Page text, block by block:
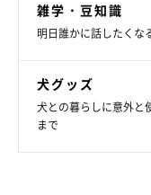
雑学・豆知識
明日誰かに話したくな
犬グッズ
犬との暮らしに意外と
まで